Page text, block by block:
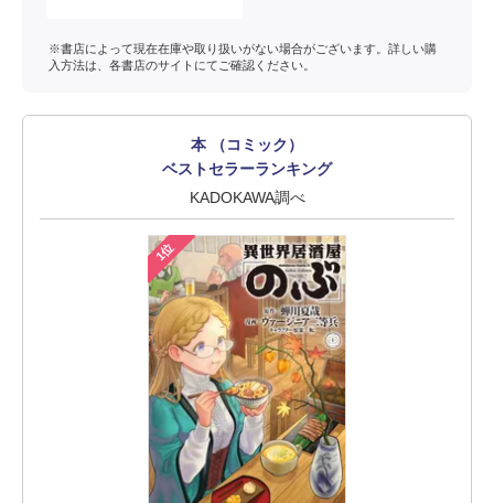
※書店によって現在在庫や取り扱いがない場合がございます。詳しい購
入方法は、各書店のサイトにてご確認ください。
本 （コミック）
ベストセラーランキング
KADOKAWA調べ
1位